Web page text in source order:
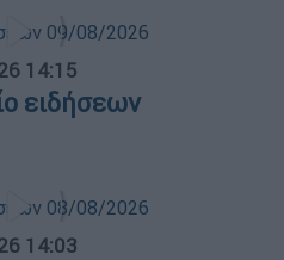
14:15
ειδήσεων
14:03